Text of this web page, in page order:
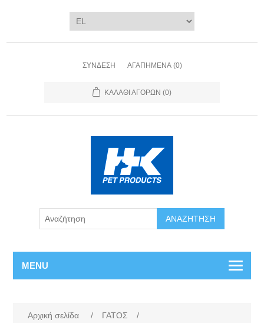
ΣΎΝΔΕΣΗ ΑΓΑΠΗΜΈΝΑ (0)
ΚΑΛΆΘΙ ΑΓΟΡΏΝ (0)
ΑΝΑΖΉΤΗΣΗ
MENU
Αρχική σελίδα / ΓΑΤΟΣ
/